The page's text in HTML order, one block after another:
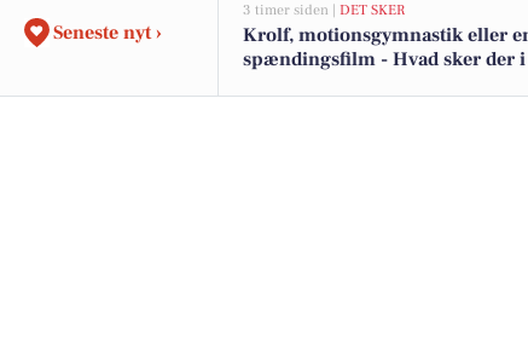
Seneste nyt ›
3 timer siden | DET SKER
Krolf, motionsgymnastik eller
spændingsfilm - Hvad sker der i